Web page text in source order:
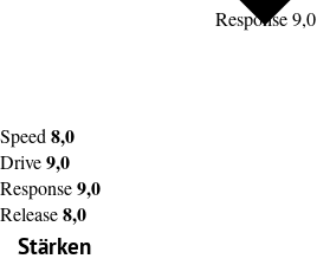
Response 9,0
Speed 8,0
Drive9,0
Response9,0
Release8,0
Stärken